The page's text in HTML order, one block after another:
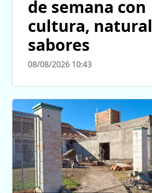
de semana con
cultura,
sabores
08/08/2026 10:43